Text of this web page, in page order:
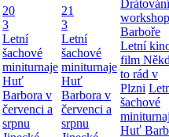
20
3
Letní
šachové
miniturnaje
Huť
Barbora v
červenci a
srpnu
21
3
Letní
šachové
miniturnaje
Huť
Barbora v
červenci a
srpnu
Barboře
Letní
film
to rád v
Plzni
šachové
Huť